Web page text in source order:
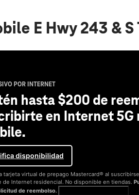
E Hwy 243 & S
POR INTERNET
hasta $200 de
en Internet 5G
disponibilidad
tarjeta virtual de prepago Mastercard® al
de Internet residencial. No disponible en tiendas.
de reembolso.